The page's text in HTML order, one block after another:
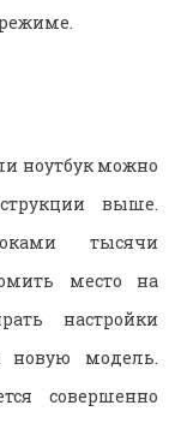
ноутбук можно
выше.
тысячи
место на
настройки
новую модель.
совершенно